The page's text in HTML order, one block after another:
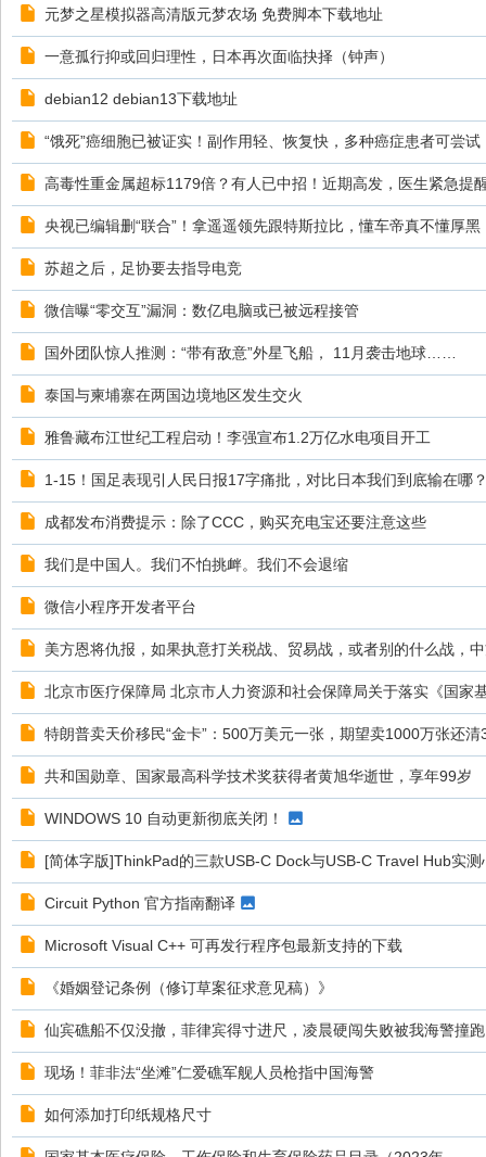
元梦之星模拟器高清版元梦农场 免费脚本下载地址
一意孤行抑或回归理性，日本再次面临抉择（钟声）
debian12 debian13下载地址
“饿死”癌细胞已被证实！副作用轻、恢复快，多种癌症患者可尝试
高毒性重金属超标1179倍？有人已中招！近期高发，医生紧急提
央视已编辑删“联合”！拿遥遥领先跟特斯拉比，懂车帝真不懂厚黑
苏超之后，足协要去指导电竞
微信曝“零交互”漏洞：数亿电脑或已被远程接管
国外团队惊人推测：“带有敌意”外星飞船， 11月袭击地球……
泰国与柬埔寨在两国边境地区发生交火
雅鲁藏布江世纪工程启动！李强宣布1.2万亿水电项目开工
1-15！国足表现引人民日报17字痛批，对比日本我们到底输在哪
成都发布消费提示：除了CCC，购买充电宝还要注意这些
我们是中国人。我们不怕挑衅。我们不会退缩
微信小程序开发者平台
美方恩将仇报，如果执意打关税战、贸易战，或者别的什么战，
北京市医疗保障局 北京市人力资源和社会保障局关于落实《国家
特朗普卖天价移民“金卡”：500万美元一张，期望卖1000万张还
共和国勋章、国家最高科学技术奖获得者黄旭华逝世，享年99岁
WINDOWS 10 自动更新彻底关闭！
[简体字版]ThinkPad的三款USB-C Dock与USB-C Travel Hub实测
Circuit Python 官方指南翻译
Microsoft Visual C++ 可再发行程序包最新支持的下载
《婚姻登记条例（修订草案征求意见稿）》
仙宾礁船不仅没撤，菲律宾得寸进尺，凌晨硬闯失败被我海警撞跑
现场！菲非法“坐滩”仁爱礁军舰人员枪指中国海警
如何添加打印纸规格尺寸